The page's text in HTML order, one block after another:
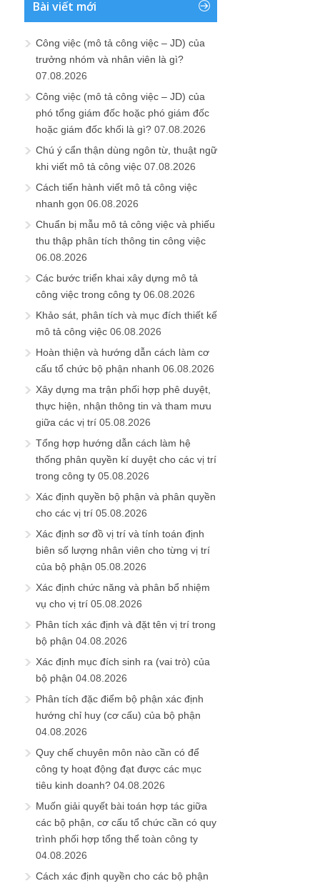
Bài viết mới
Công việc (mô tả công việc – JD) của
trưởng nhóm và nhân viên là gì?
07.08.2026
Công việc (mô tả công việc – JD) của
phó tổng giám đốc hoặc phó giám đốc
hoặc giám đốc khối là gì? 07.08.2026
Chú ý cẩn thận dùng ngôn từ, thuật ngữ
khi viết mô tả công việc 07.08.2026
Cách tiến hành viết mô tả công việc
nhanh gọn 06.08.2026
Chuẩn bị mẫu mô tả công việc và phiếu
thu thập phân tích thông tin công việc
06.08.2026
Các bước triển khai xây dựng mô tả
công việc trong công ty 06.08.2026
Khảo sát, phân tích và mục đích thiết kế
mô tả công việc 06.08.2026
Hoàn thiện và hướng dẫn cách làm cơ
cấu tổ chức bộ phận nhanh 06.08.2026
Xây dựng ma trận phối hợp phê duyệt,
thực hiện, nhận thông tin và tham mưu
giữa các vị trí 05.08.2026
Tổng hợp hướng dẫn cách làm hệ
thống phân quyền kí duyệt cho các vị trí
trong công ty 05.08.2026
Xác định quyền bộ phận và phân quyền
cho các vị trí 05.08.2026
Xác định sơ đồ vị trí và tính toán định
biên số lượng nhân viên cho từng vị trí
của bộ phận 05.08.2026
Xác định chức năng và phân bổ nhiệm
vụ cho vị trí 05.08.2026
Phân tích xác định và đặt tên vị trí trong
bộ phận 04.08.2026
Xác định mục đích sinh ra (vai trò) của
bộ phận 04.08.2026
Phân tích đặc điểm bộ phận xác định
hướng chỉ huy (cơ cấu) của bộ phận
04.08.2026
Quy chế chuyên môn nào cần có để
công ty hoạt động đạt được các mục
tiêu kinh doanh? 04.08.2026
Muốn giải quyết bài toán hợp tác giữa
các bộ phận, cơ cấu tổ chức cần có quy
trình phối hợp tổng thể toàn công ty
04.08.2026
Cách xác định quyền cho các bộ phận